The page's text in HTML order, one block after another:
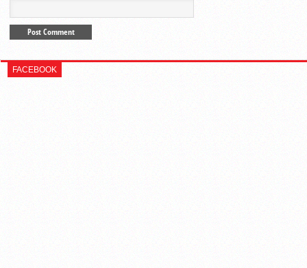
FACEBOOK